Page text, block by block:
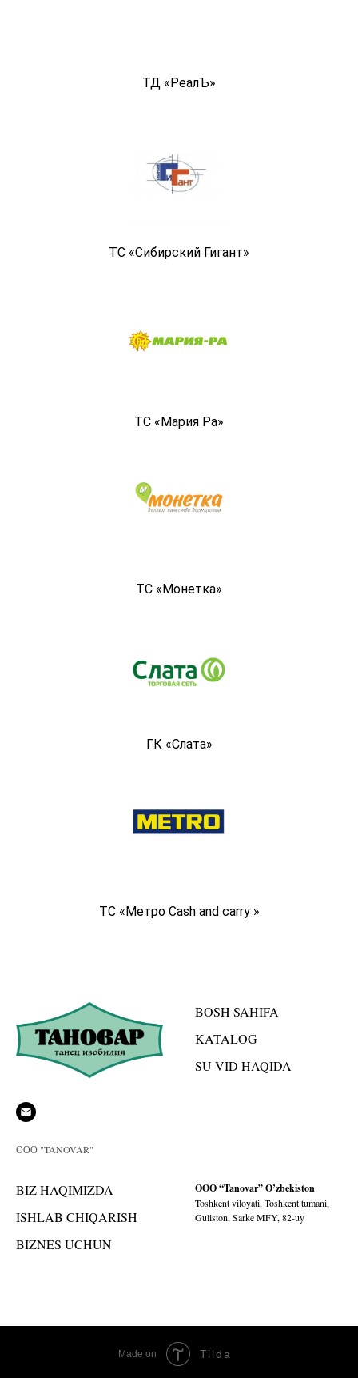
ТД «РеалЪ»
ТС «Сибирский Гигант»
ТС «Мария Ра»
ТС «Монетка»
ГК «Слата»
ТС «Метро Cash and carry »
ООО "TANOVAR"
BOSH SAHIFA
KATALOG
SU-VID HAQIDA
BIZ HAQIMIZDA
ISHLAB CHIQARISH
BIZNES UCHUN
OOO “Tanovar” O’zbekiston
Toshkent viloyati, Toshkent tumani,
Guliston, Sarke MFY, 82-uy
Made on Tilda